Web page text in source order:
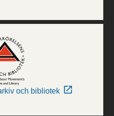
och bibliotek